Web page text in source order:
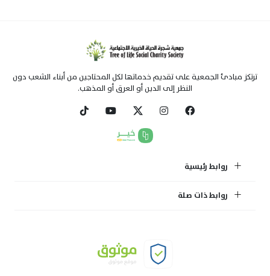
ترتكز مبادئ الجمعية على تقديم خدماتها لكل المحتاجين من أبناء الشعب دون
النظر إلى الدين أو العرق أو المذهب.
روابط رئيسية
روابط ذات صلة